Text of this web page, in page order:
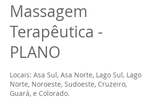
Massagem
Terapêutica -
PLANO
Locais: Asa Sul, Asa Norte, Lago Sul, Lago
Norte, Noroeste, Sudoeste, Cruzeiro,
Guará, e Colorado.